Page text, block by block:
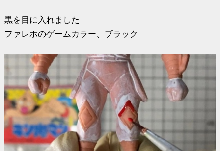
黒を目に入れました
ファレホのゲームカラー、ブラック